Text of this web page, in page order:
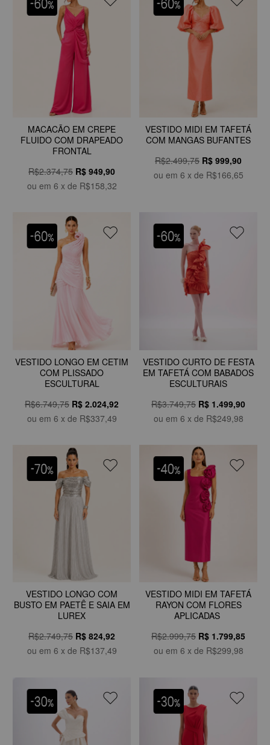
MACACÃO EM CREPE
FLUIDO COM DRAPEADO
FRONTAL
R$2.374,75 R$ 949,90
ou em 6 x de R$158,32
VESTIDO MIDI EM TAFETÁ
COM MANGAS BUFANTES
R$2.499,75 R$ 999,90
ou em 6 x de R$166,65
VESTIDO LONGO EM CETIM
COM PLISSADO
ESCULTURAL
R$6.749,75 R$ 2.024,92
ou em 6 x de R$337,49
VESTIDO CURTO DE FESTA
EM TAFETÁ COM BABADOS
ESCULTURAIS
R$3.749,75 R$ 1.499,90
ou em 6 x de R$249,98
VESTIDO LONGO COM
BUSTO EM PAETÊ E SAIA EM
LUREX
R$2.749,75 R$ 824,92
ou em 6 x de R$137,49
VESTIDO MIDI EM TAFETÁ
RAYON COM FLORES
APLICADAS
R$2.999,75 R$ 1.799,85
ou em 6 x de R$299,98